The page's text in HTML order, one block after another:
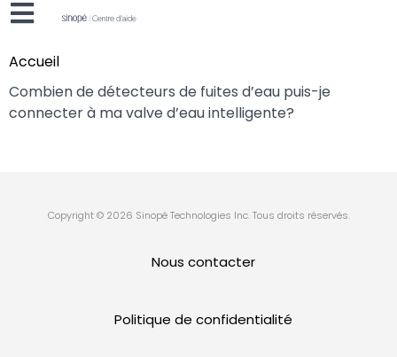
Accueil
Combien de détecteurs de fuites d’eau puis-je
connecter à ma valve d’eau intelligente?
Copyright © 2026 Sinopé Technologies Inc. Tous droits réservés.
Nous contacter
Politique de confidentialité